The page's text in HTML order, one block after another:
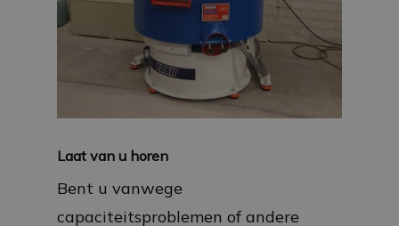
Laat van u horen
Bent u vanwege
capaciteitsproblemen of andere